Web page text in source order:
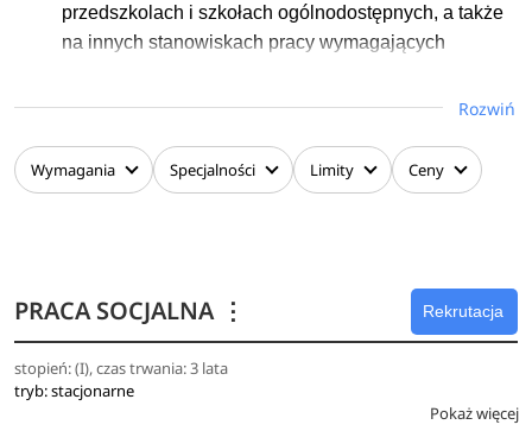
przedszkolach i szkołach ogólnodostępnych, a także
na innych stanowiskach pracy wymagających
Ukończenie specjalności edukacja i rehabilitacja
dodatkowo do pracy jako nauczyciel –
oligofrenopedagog.
kompetencje i umiejętności w zakresie metody
fonogestów potwierdzone certyfikatem I stopnia.
Ukończenie specjalności logopedia uprawnia
dodatkowo do pracy jako nauczyciel – logopeda. Daje
Rozwiń
Wymagania Specjalności Limity Ceny
PRACA SOCJALNA ⋮ Rekrutacja
stopień: (I), czas trwania: 3 lata
tryb: stacjonarne
Pokaż więcej